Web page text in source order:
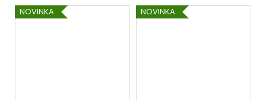
NOVINKA NOVINKA